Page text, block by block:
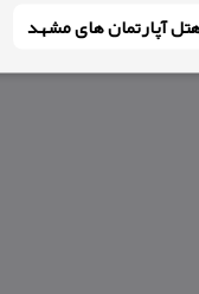
آپارتمان های مشهد